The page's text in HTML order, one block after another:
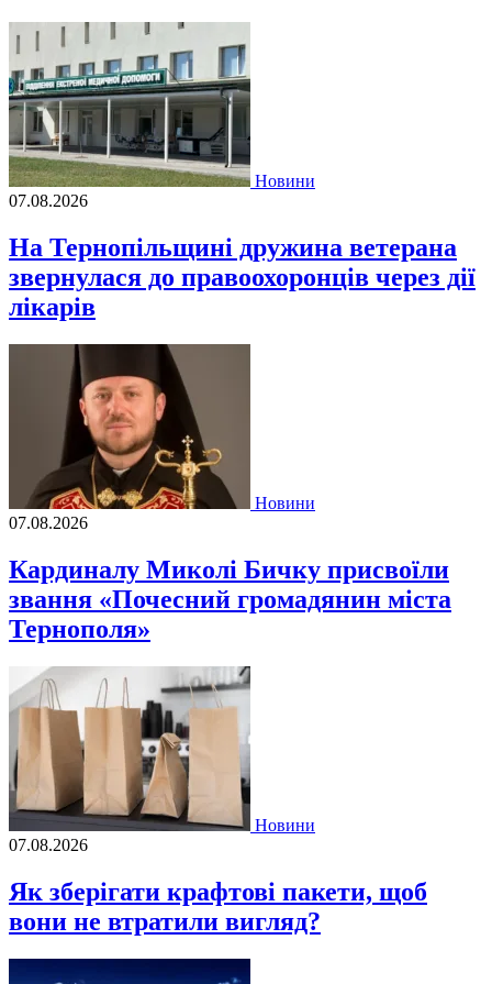
Новини
07.08.2026
На Тернопільщині дружина ветерана
звернулася до правоохоронців через дії
лікарів
Новини
07.08.2026
Кардиналу Миколі Бичку присвоїли
звання «Почесний громадянин міста
Тернополя»
Новини
07.08.2026
Як зберігати крафтові пакети, щоб
вони не втратили вигляд?